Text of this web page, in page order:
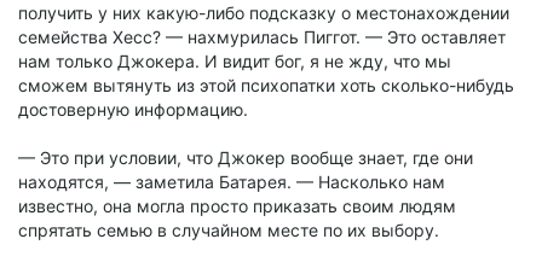
получить у них какую-либо подсказку о местонахождении
семейства Хесс? — нахмурилась Пиггот. — Это оставляет
нам только Джокера. И видит бог, я не жду, что мы
сможем вытянуть из этой психопатки хоть сколько-нибудь
достоверную информацию.
— Это при условии, что Джокер вообще знает, где они
находятся, — заметила Батарея. — Насколько нам
известно, она могла просто приказать своим людям
спрятать семью в случайном месте по их выбору.